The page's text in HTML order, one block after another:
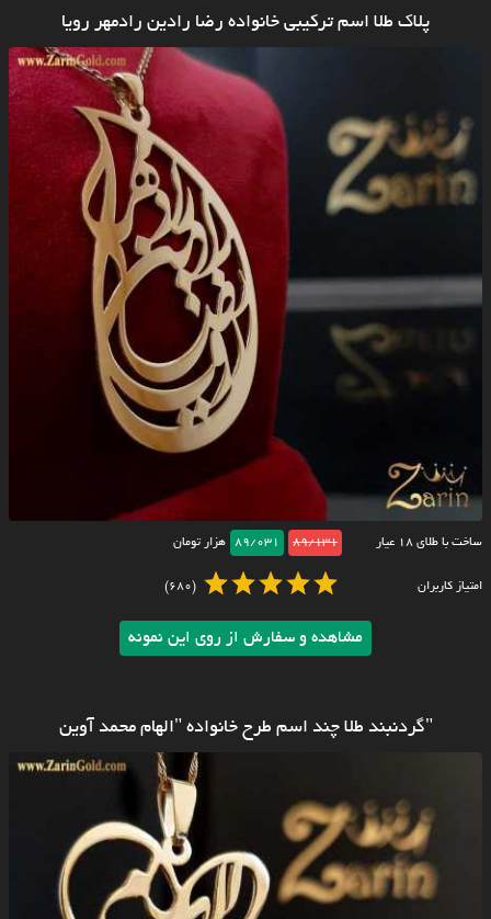
پلاک طلا اسم ترکیبی خانواده رضا رادین رادمهر رویا
ساخت با طلای ۱۸ عیار 89/131
89/031 هزار تومان
امتیاز کاربران (680)
مشاهده و سفارش از روی این نمونه
"گردنبند طلا چند اسم طرح خانواده "الهام محمد آوین